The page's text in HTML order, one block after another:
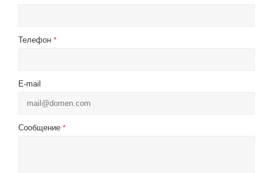
Телефон *
E-mail
Сообщение *